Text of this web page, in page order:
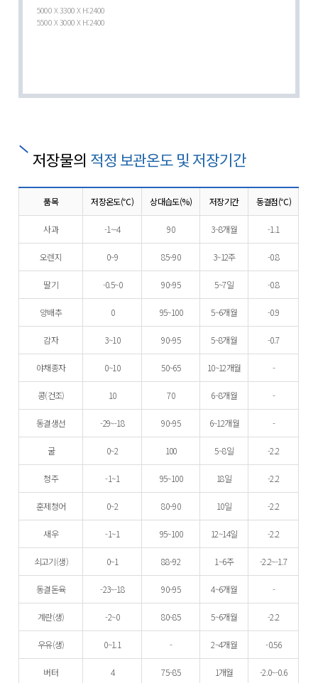
5000 X 3300 X H:2400
5500 X 3000 X H:2400
저장물의 적정 보관온도 및 저장기간
품목 저장온도(℃) 상대습도(%) 저장기간 동결점(℃)
사과 -1~-4 90 3~8개월 -1.1
오렌지 0~9 85~90 3~12주 -0.8
딸기 -0.5~0 90~95 5~7일 -0.8
양배추 0 95~100 5~6개월 -0.9
감자 3~10 90~95 5~8개월 -0.7
야채종자 0~10 50~65 10~12개월 -
콩(건조) 10 70 6~8개월 -
동결생선 -29~-18 90~95 6~12개월 -
굴 0~2 100 5~8일 -2.2
청주 -1~1 95~100 18일 -2.2
훈제청어 0~2 80~90 10일 -2.2
새우 -1~1 95~100 12~14일 -2.2
쇠고기(생) 0~1 88~92 1~6주 -2.2~-1.7
동결돈육 -23~-18 90~95 4~6개월 -
계란(생) -2~0 80~85 5~6개월 -2.2
우유(생) 0~1.1 - 2~4개월 -0.56
버터 4 75~85 1개월 -2.0~-0.6